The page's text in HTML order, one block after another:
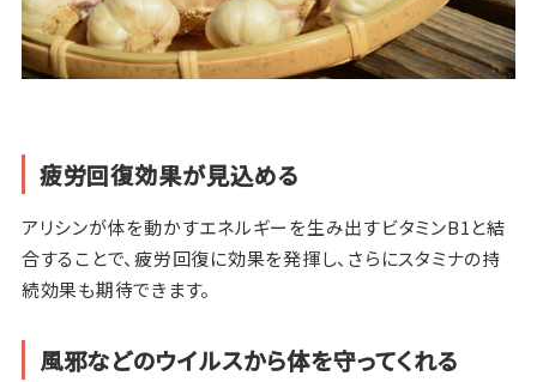
疲労回復効果が見込める
アリシンが体を動かすエネルギーを生み出すビタミンB1と結
合することで、疲労回復に効果を発揮し、さらにスタミナの持
続効果も期待できます。
風邪などのウイルスから体を守ってくれる